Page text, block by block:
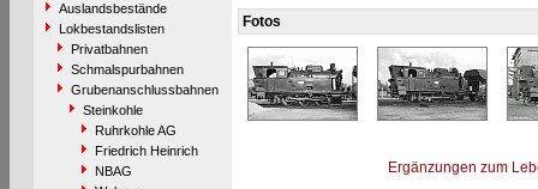
Auslandsbestände
Lokbestandslisten
Privatbahnen
Schmalspurbahnen
Grubenanschlussbahnen
Steinkohle
Ruhrkohle AG
Friedrich Heinrich
NBAG
Fotos
Ergänzungen zum